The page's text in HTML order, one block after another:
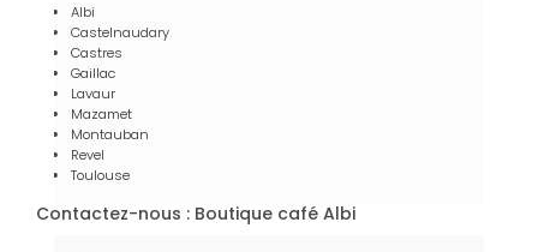
Albi
Castelnaudary
Castres
Gaillac
Lavaur
Mazamet
Montauban
Revel
Toulouse
Contactez-nous : Boutique café Albi